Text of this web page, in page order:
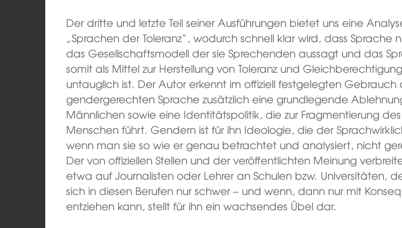
Der dritte und letzte Teil seiner Ausführungen bietet uns eine
„Sprachen der Toleranz“, wodurch schnell klar wird, dass Sprache
das Gesellschaftsmodell der sie Sprechenden aussagt und das
somit als Mittel zur Herstellung von Toleranz und
untauglich ist. Der Autor erkennt im offiziell festgelegten Gebrauch
gendergerechten Sprache zusätzlich eine grundlegende
Männlichen sowie eine Identitätspolitik, die zur Fragmentierung des
Menschen führt. Gendern ist für ihn Ideologie, die der
wenn man sie so wie er genau betrachtet und analysiert, nicht
Der von offiziellen Stellen und der veröffentlichten Meinung
etwa auf Journalisten oder Lehrer an Schulen bzw. Universitäten,
sich in diesen Berufen nur schwer – und wenn, dann nur mit
entziehen kann, stellt für ihn ein wachsendes Übel dar.